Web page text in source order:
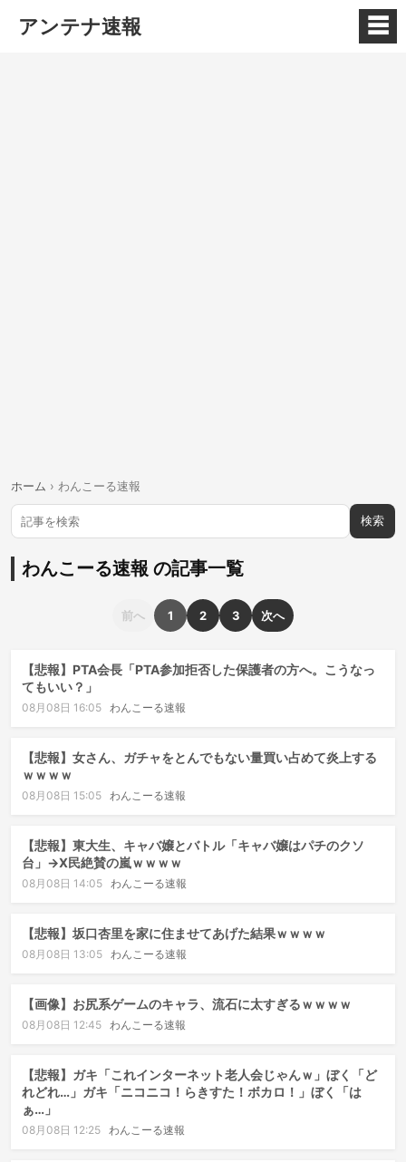
アンテナ速報 ☰
ホーム › わんこーる速報
検索
わんこーる速報 の記事一覧
前へ 1 2 3 次へ
【悲報】PTA会長「PTA参加拒否した保護者の方へ。こうなっ
てもいい？」
08月08日 16:05 わんこーる速報
【悲報】女さん、ガチャをとんでもない量買い占めて炎上する
ｗｗｗｗ
08月08日 15:05 わんこーる速報
【悲報】東大生、キャバ嬢とバトル「キャバ嬢はパチのクソ
台」→X民絶賛の嵐ｗｗｗｗ
08月08日 14:05 わんこーる速報
【悲報】坂口杏里を家に住ませてあげた結果ｗｗｗｗ
08月08日 13:05 わんこーる速報
【画像】お尻系ゲームのキャラ、流石に太すぎるｗｗｗｗ
08月08日 12:45 わんこーる速報
【悲報】ガキ「これインターネット老人会じゃんｗ」ぼく「ど
れどれ…」ガキ「ニコニコ！らきすた！ボカロ！」ぼく「は
ぁ…」
08月08日 12:25 わんこーる速報